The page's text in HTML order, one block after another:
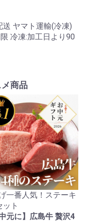
ヤマト運輸(冷凍)
冷凍:加工日より90
商品
一番人気！ステーキ
ット
中元に】広島牛 贅沢4